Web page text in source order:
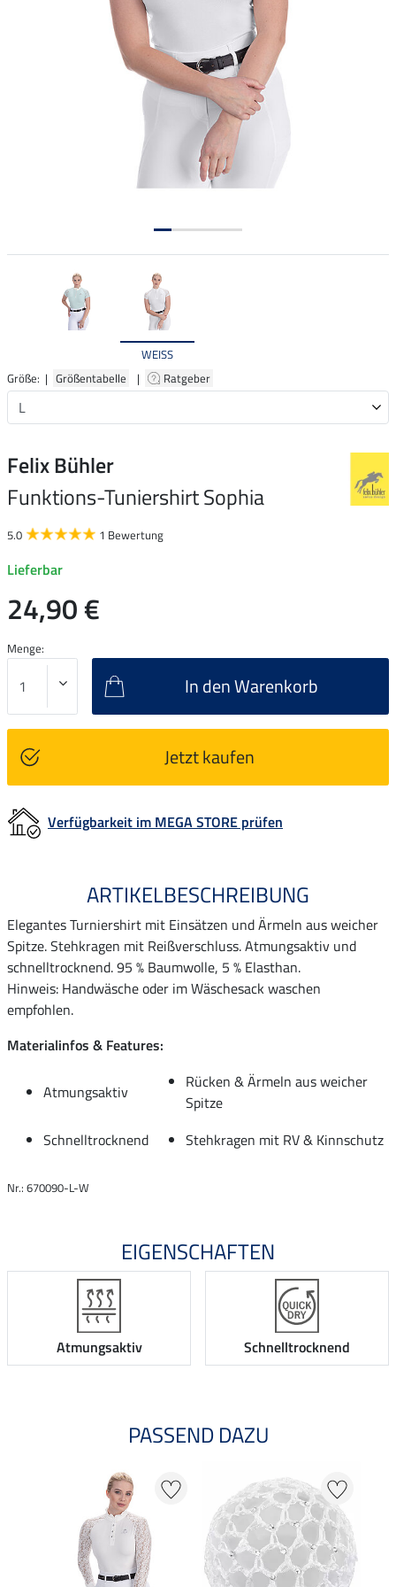
WEISS
Größe: | Größentabelle | Ratgeber
Felix Bühler
Funktions-Tuniershirt Sophia
5.0 1 Bewertung
Lieferbar
24,90 €
Menge:
In den Warenkorb
Jetzt kaufen
Verfügbarkeit im MEGA STORE prüfen
ARTIKELBESCHREIBUNG
Elegantes Turniershirt mit Einsätzen und Ärmeln aus weicher
Spitze. Stehkragen mit Reißverschluss. Atmungsaktiv und
schnelltrocknend. 95 % Baumwolle, 5 % Elasthan.
Hinweis: Handwäsche oder im Wäschesack waschen
empfohlen.
Materialinfos & Features:
Atmungsaktiv
Rücken & Ärmeln aus weicher
Spitze
Schnelltrocknend
Stehkragen mit RV & Kinnschutz
Nr.: 670090-L-W
EIGENSCHAFTEN
Atmungsaktiv Schnelltrocknend
PASSEND DAZU